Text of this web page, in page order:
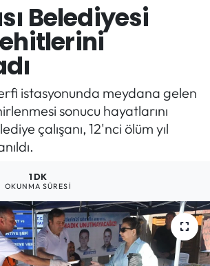
Belediyesi
istasyonunda meydana gelen
sonucu hayatlarını
çalışanı, 12'nci ölüm yıl
1 DK
OKUNMA SÜRESI